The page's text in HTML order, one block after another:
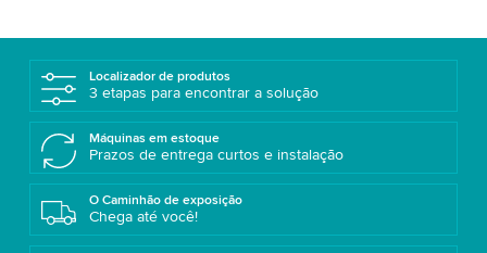
Localizador de produtos
3 etapas para encontrar a solução
Máquinas em estoque
Prazos de entrega curtos e instalação
O Caminhão de exposição
Chega até você!